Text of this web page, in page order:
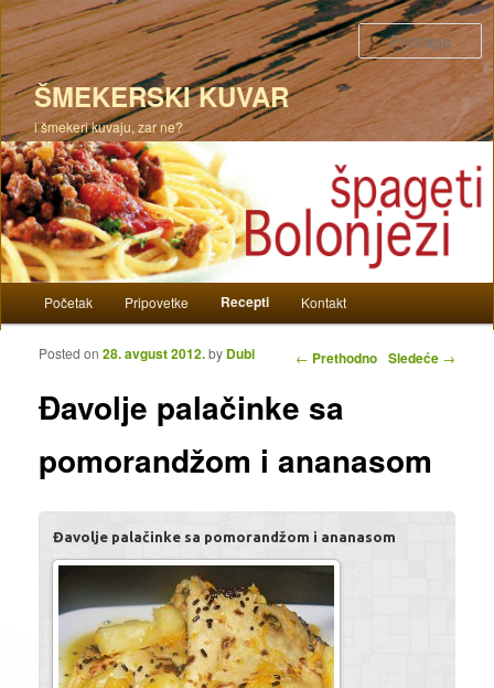
ŠMEKERSKI KUVAR
i šmekeri kuvaju, zar ne?
Skoči na primarni sadržaj
Skoči na sekundarni sadržaj
Početak Pripovetke Recepti Kontakt
Kretanje članaka ← Prethodno Sledeće →
Đavolje palačinke sa
pomorandžom i ananasom
Posted on 28. avgust 2012.by Dubi
Đavolje palačinke sa pomorandžom i ananasom